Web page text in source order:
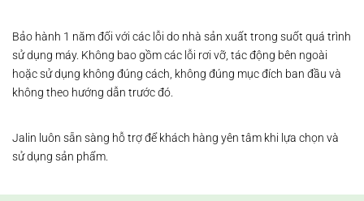
Bảo hành 1 năm đối với các lỗi do nhà sản xuất trong suốt quá trình
sử dụng máy. Không bao gồm các lỗi rơi vỡ, tác động bên ngoài
hoặc sử dụng không đúng cách, không đúng mục đích ban đầu và
không theo hướng dẫn trước đó.
Jalin luôn sẵn sàng hỗ trợ để khách hàng yên tâm khi lựa chọn và
sử dụng sản phẩm.